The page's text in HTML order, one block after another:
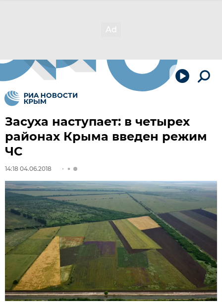
Засуха наступает: в четырех
районах Крыма введен режим
ЧС
14:18 04.06.2018